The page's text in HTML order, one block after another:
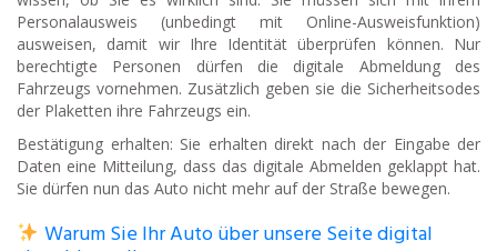
Personalausweis (unbedingt mit Online-Ausweisfunktion)
ausweisen, damit wir Ihre Identität überprüfen können. Nur
berechtigte Personen dürfen die digitale Abmeldung des
Fahrzeugs vornehmen. Zusätzlich geben sie die Sicherheitsodes
der Plaketten ihre Fahrzeugs ein.
Bestätigung erhalten: Sie erhalten direkt nach der Eingabe der
Daten eine Mitteilung, dass das digitale Abmelden geklappt hat.
Sie dürfen nun das Auto nicht mehr auf der Straße bewegen.
Warum Sie Ihr Auto über unsere Seite digital